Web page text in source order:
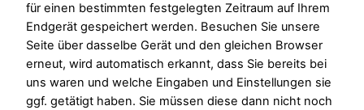
für einen bestimmten festgelegten Zeitraum auf Ihrem
Endgerät gespeichert werden. Besuchen Sie unsere
Seite über dasselbe Gerät und den gleichen Browser
erneut, wird automatisch erkannt, dass Sie bereits bei
uns waren und welche Eingaben und Einstellungen sie
ggf. getätigt haben. Sie müssen diese dann nicht noch